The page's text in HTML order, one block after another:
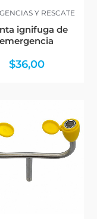
Y RESCATE
ignifuga de
emergencia
$36,00